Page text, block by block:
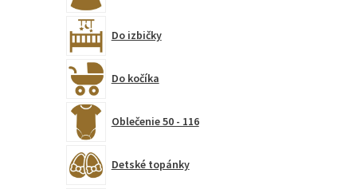
Do izbičky
Do kočíka
Oblečenie 50 - 116
Detské topánky